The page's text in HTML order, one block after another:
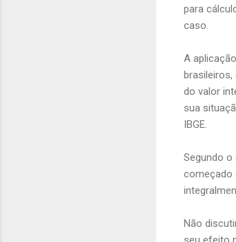
para
caso.
A
do valor
sua
IBGE.
Segundo o
começado
Não